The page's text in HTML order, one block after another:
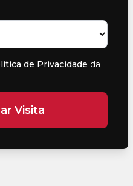
de Privacidade da
Visita